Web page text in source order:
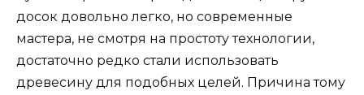
досок довольно легко, но современные
мастера, не смотря на простоту технологии,
достаточно редко стали использовать
древесину для подобных целей. Причина тому